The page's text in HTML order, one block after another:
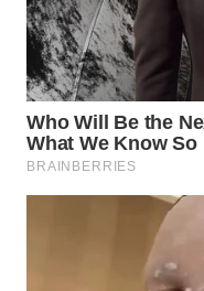
WN
KARO
WN
SIMALUNGUN
WN